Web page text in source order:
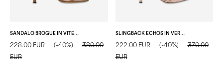
228.00 EUR (-40%)
380.00
EUR
SLINGBACK ECHOS IN VERNICE NUDE
222.00 EUR (-40%)
370.00
EUR